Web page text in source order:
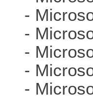
-
-
-
-
-